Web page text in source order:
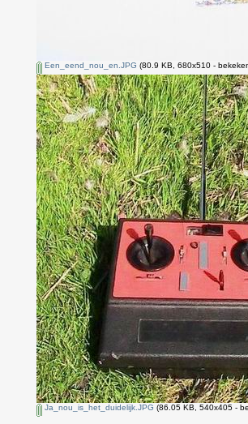
Een_eend_nou_en.JPG (80.9 KB, 680x510 -
Ja_nou_is_het_duidelijk.JPG (86.05 KB, 540x405 -